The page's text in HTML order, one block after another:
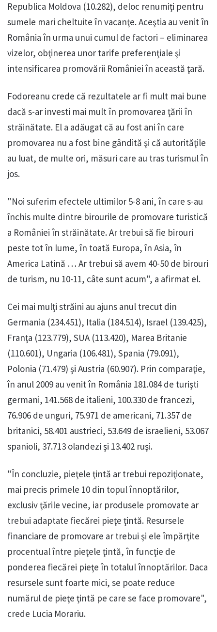
Republica Moldova (10.282), deloc renumiţi pentru
sumele mari cheltuite în vacanţe. Aceştia au venit în
România în urma unui cumul de factori – eliminarea
vizelor, obţinerea unor tarife preferenţiale şi
intensificarea promovării României în această ţară.
Fodoreanu crede că rezultatele ar fi mult mai bune
dacă s-ar investi mai mult în promovarea ţării în
străinătate. El a adăugat că au fost ani în care
promovarea nu a fost bine gândită şi că autorităţile
au luat, de multe ori, măsuri care au tras turismul în
jos.
"Noi suferim efectele ultimilor 5-8 ani, în care s-au
închis multe dintre birourile de promovare turistică
a României în străinătate. Ar trebui să fie birouri
peste tot în lume, în toată Europa, în Asia, în
America Latină … Ar trebui să avem 40-50 de birouri
de turism, nu 10-11, câte sunt acum", a afirmat el.
Cei mai mulţi străini au ajuns anul trecut din
Germania (234.451), Italia (184.514), Israel (139.425),
Franţa (123.779), SUA (113.420), Marea Britanie
(110.601), Ungaria (106.481), Spania (79.091),
Polonia (71.479) şi Austria (60.907). Prin comparaţie,
în anul 2009 au venit în România 181.084 de turişti
germani, 141.568 de italieni, 100.330 de francezi,
76.906 de unguri, 75.971 de americani, 71.357 de
britanici, 58.401 austrieci, 53.649 de israelieni, 53.067
spanioli, 37.713 olandezi şi 13.402 ruşi.
"În concluzie, pieţele ţintă ar trebui repoziţionate,
mai precis primele 10 din topul înnoptărilor,
exclusiv ţările vecine, iar produsele promovate ar
trebui adaptate fiecărei pieţe ţintă. Resursele
financiare de promovare ar trebui şi ele împărţite
procentual între pieţele ţintă, în funcţie de
ponderea fiecărei pieţe în totalul înnoptărilor. Daca
resursele sunt foarte mici, se poate reduce
numărul de pieţe ţintă pe care se face promovare",
crede Lucia Morariu.